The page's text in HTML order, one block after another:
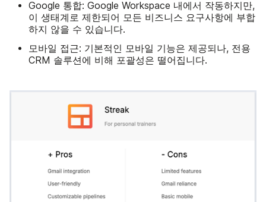
Google 통합: Google Workspace 내에서 작동하지만,
이 생태계로 제한되어 모든 비즈니스 요구사항에 부합
하지 않을 수 있습니다.
모바일 접근: 기본적인 모바일 기능은 제공되나, 전용
CRM 솔루션에 비해 포괄성은 떨어집니다.